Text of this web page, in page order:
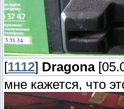
[1112] Dragona
мне кажется, что